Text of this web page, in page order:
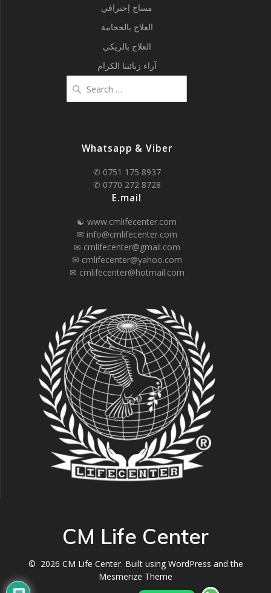
مساج إحترافي
العلاج بالحجامة
العلاج بالريكي
آراء زبائننا الكرام
for:
Whatsapp & Viber
✆ 0751 175 8937
✆ 0770 272 8728
E.mail
☯ www.cmlifecenter.com
✉ info@cmlifecenter.com
✉ cmlifecenter@gmail.com
✉ cmlifecenter@yahoo.com
✉ cmlifecenter@hotmail.com
CM Life Center
© 2026 CM Life Center. Built using WordPress and the
Mesmerize Theme